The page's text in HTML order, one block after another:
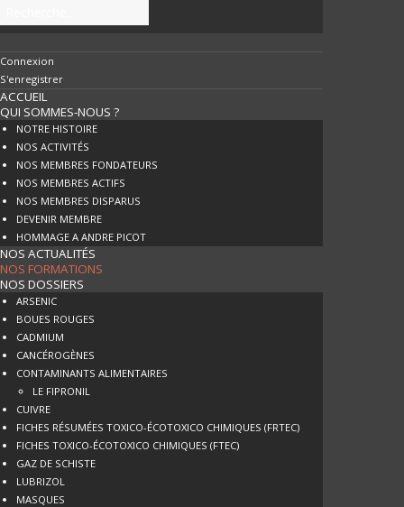
Connexion
S'enregistrer
ACCUEIL
QUI SOMMES-NOUS ?
NOTRE HISTOIRE
NOS ACTIVITÉS
NOS MEMBRES FONDATEURS
NOS MEMBRES ACTIFS
NOS MEMBRES DISPARUS
DEVENIR MEMBRE
HOMMAGE A ANDRE PICOT
NOS ACTUALITÉS
NOS FORMATIONS
NOS DOSSIERS
ARSENIC
BOUES ROUGES
CADMIUM
CANCÉROGÈNES
CONTAMINANTS ALIMENTAIRES
LE FIPRONIL
CUIVRE
FICHES RÉSUMÉES TOXICO-ÉCOTOXICO CHIMIQUES (FRTEC)
FICHES TOXICO-ÉCOTOXICO CHIMIQUES (FTEC)
GAZ DE SCHISTE
LUBRIZOL
MASQUES